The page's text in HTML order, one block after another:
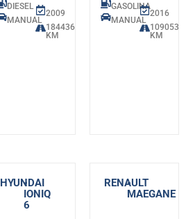
DIESEL
MANUAL
2009
184436
KM
GASOLINA
MANUAL
2016
109053
KM
HYUNDAI
-
IONIQ
6
RENAULT
-
MAEGANE